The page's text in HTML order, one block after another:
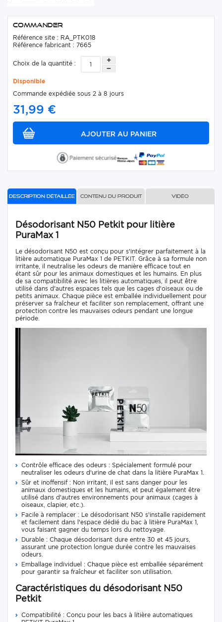
Commander
Référence site : RA_PTK018
Référence fabricant : 7665
Choix de la quantité :
Disponible
Commande expédiée sous 2 à 8 jours
31,99 €
Description détaillée Contenu du produit Vidéo
Désodorisant N50 Petkit pour litière
PuraMax 1
Le désodorisant N50 est conçu pour s'intégrer parfaitement à la
litière automatique PuraMax 1 de PETKIT. Grâce à sa formule non
irritante, il neutralise les odeurs de manière efficace tout en
étant sûr pour les animaux domestiques et les humains. En plus
de sa compatibilité avec les litières automatiques, il peut être
utilisé dans d'autres espaces tels que les cages d'oiseaux ou de
petits animaux. Chaque pièce est emballée individuellement pour
préserver sa fraîcheur et faciliter son remplacement, offrant une
protection contre les mauvaises odeurs pendant une longue
période.
Contrôle efficace des odeurs : Spécialement formulé pour
neutraliser les odeurs d'urine de chat dans la litière PuraMax 1.
Sûr et inoffensif : Non irritant, il est sans danger pour les
animaux domestiques et les humains, et peut également être
utilisé dans d'autres environnements pour animaux (cages à
oiseaux, clapier, etc.).
Facile à remplacer : Le désodorisant N50 s'installe rapidement
et facilement dans l'espace dédié du bac à litière PuraMax 1,
vous faisant gagner du temps lors du nettoyage.
Durable : Chaque désodorisant dure entre 30 et 45 jours,
assurant une protection longue durée contre les mauvaises
odeurs.
Emballage individuel : Chaque pièce est emballée séparément
pour garantir sa fraîcheur et faciliter son utilisation.
Caractéristiques du désodorisant N50
Petkit
Compatibilité : Conçu pour les bacs à litière automatiques